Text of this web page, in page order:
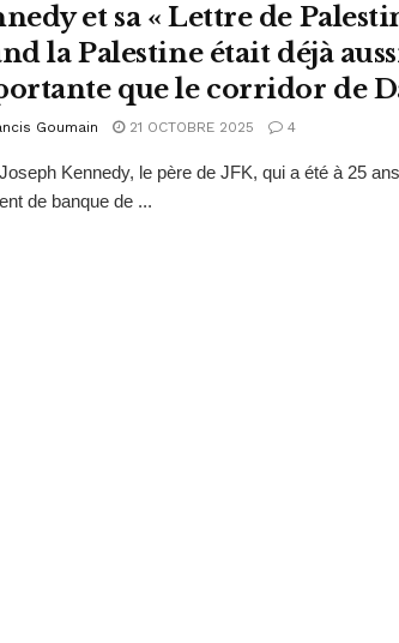
et sa « Lettre de
la Palestine était déjà
que le corridor de
Goumain 21 OCTOBRE 2025 4
Kennedy, le père de JFK, qui a été à 25
de banque de ...